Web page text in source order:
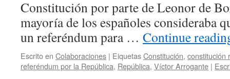
Constitución por parte de Leonor de
mayoría de los españoles consideraba
un referéndum para … Continue
Escrito en Colaboraciones | EiquetasConstitución, constitución
referéndum por la República, República, Víctor Arrogante |